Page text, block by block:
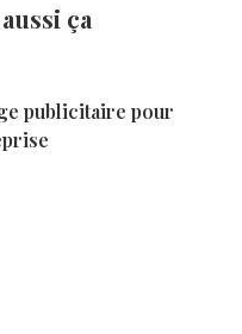
ça
publicitaire pour